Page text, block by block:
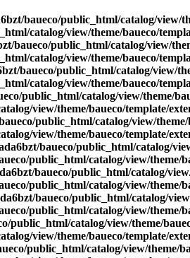
baueco/public_html/catalog/view/
catalog/view/theme/baueco/
baueco/public_html/catalog/view/
catalog/view/theme/baueco/
baueco/public_html/catalog/view/
catalog/view/theme/baueco/
public_html/catalog/view/theme/
view/theme/baueco/template/
public_html/catalog/view/
view/theme/baueco/template/
baueco/public_html/catalog/
public_html/catalog/view/theme/
baueco/public_html/catalog/
public_html/catalog/view/theme/
baueco/public_html/catalog/
public_html/catalog/view/theme/
public_html/catalog/view/theme/
view/theme/baueco/template/
public_html/catalog/view/theme/